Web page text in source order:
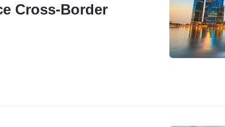
Cross-Border